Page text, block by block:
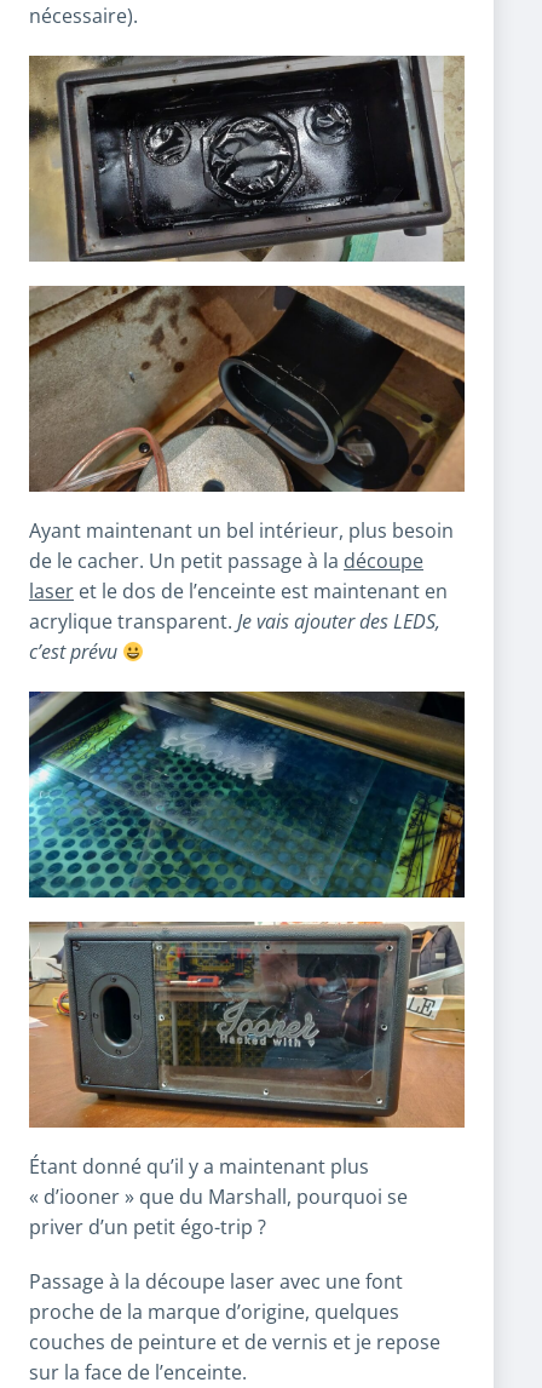
nécessaire).
Ayant maintenant un bel intérieur, plus besoin
de le cacher. Un petit passage à la découpe
laser et le dos de l’enceinte est maintenant en
acrylique transparent. Je vais ajouter des LEDS,
c’est prévu
Étant donné qu’il y a maintenant plus
« d’iooner » que du Marshall, pourquoi se
priver d’un petit égo-trip ?
Passage à la découpe laser avec une font
proche de la marque d’origine, quelques
couches de peinture et de vernis et je repose
sur la face de l’enceinte.